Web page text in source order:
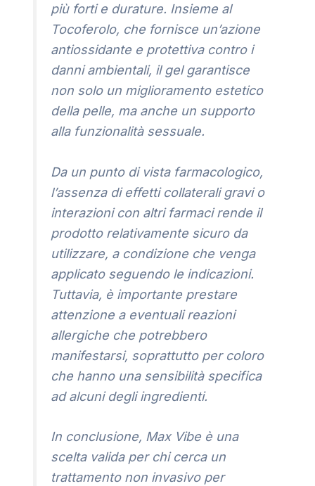
più forti e durature. Insieme al
Tocoferolo, che fornisce un’azione
antiossidante e protettiva contro i
danni ambientali, il gel garantisce
non solo un miglioramento estetico
della pelle, ma anche un supporto
alla funzionalità sessuale.
Da un punto di vista farmacologico,
l’assenza di effetti collaterali gravi o
interazioni con altri farmaci rende il
prodotto relativamente sicuro da
utilizzare, a condizione che venga
applicato seguendo le indicazioni.
Tuttavia, è importante prestare
attenzione a eventuali reazioni
allergiche che potrebbero
manifestarsi, soprattutto per coloro
che hanno una sensibilità specifica
ad alcuni degli ingredienti.
In conclusione, Max Vibe è una
scelta valida per chi cerca un
trattamento non invasivo per